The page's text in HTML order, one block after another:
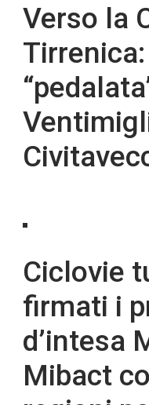
Verso la
Ciclovie
firmati i
d’intesa
Mibact